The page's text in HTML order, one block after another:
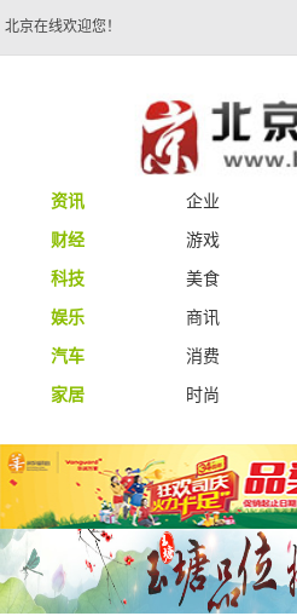
北京在线欢迎您！
资讯 企业
财经
游戏
科技
美食
娱乐
商讯
汽车
消费
家居
时尚